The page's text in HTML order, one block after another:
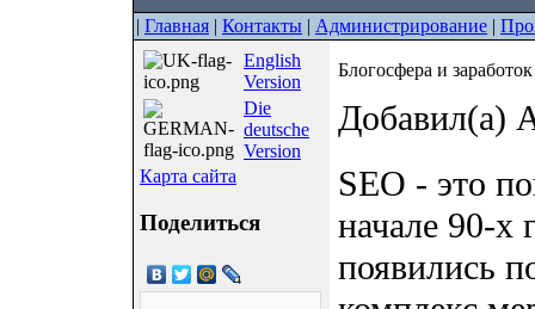
| Главная | Контакты | Администрирование |
English
Version
Die
deutsche
Version
Карта сайта
Поделиться
Блогосфера и
Добавил(а)
SEO - это
начале 90-х
появились